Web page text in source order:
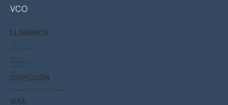
DIRECCIÓN
MAIL
+56 2 2816 1021
+56 2 2816 1022
+56 2 2816 1000
LLÁMENOS
VCO